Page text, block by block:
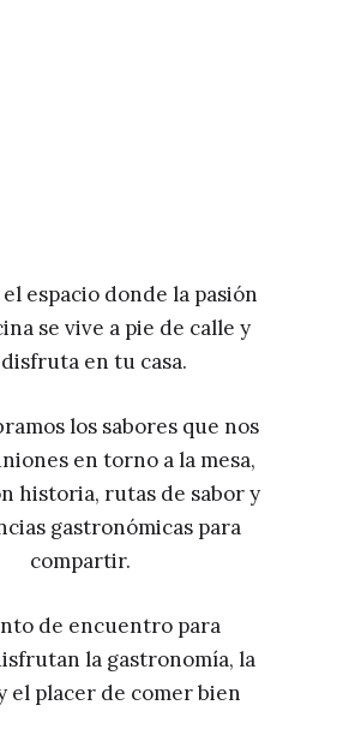
espacio donde la pasión
se vive a pie de calle y
en tu casa.
los sabores que nos
en torno a la mesa,
historia, rutas de sabor y
gastronómicas para
compartir.
de encuentro para
la gastronomía, la
el placer de comer bien